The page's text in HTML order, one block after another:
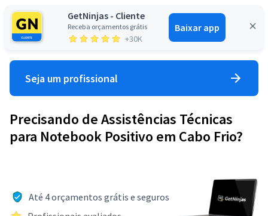
GetNinjas - Cliente
Receba orçamentos grátis
+30K
Baixar app
Entrar
Seja um profissional
Precisando de Assistências Técnicas
para Notebook Positivo em Cabo Frio?
Até 4 orçamentos grátis e seguros